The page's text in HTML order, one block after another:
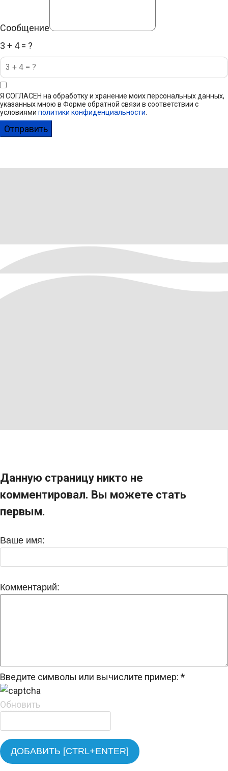
Сообщение
3 + 4 = ?
Я СОГЛАСЕН на обработку и хранение моих персональных данных,
указанных мною в Форме обратной связи в соответствии с
условиями политики конфиденциальности
Отправить
Данную страницу никто не
комментировал. Вы можете стать
первым.
Ваше имя:
Комментарий:
Введите символы или вычислите пример: *
Обновить